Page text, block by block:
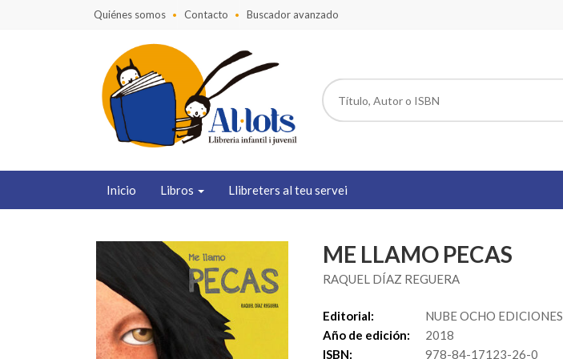
Quiénes somos Contacto Buscador avanzado
Inicio Libros Llibreters al teu servei
ME LLAMO PECAS
RAQUEL DÍAZ REGUERA
Editorial:
NUBE OCHO EDICIONES
Año de edición:
2018
ISBN:
978-84-17123-26-0